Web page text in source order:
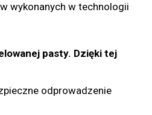
wykonanych w technologii
pasty. Dzięki tej
odprowadzenie